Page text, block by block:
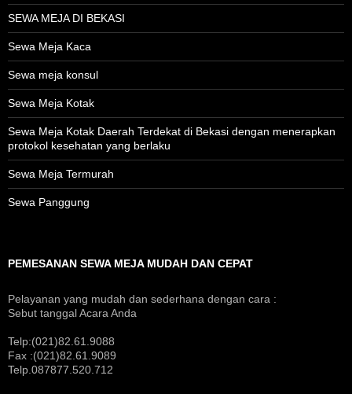
SEWA MEJA DI BEKASI
Sewa Meja Kaca
Sewa meja konsul
Sewa Meja Kotak
Sewa Meja Kotak Daerah Terdekat di Bekasi dengan menerapkan
protokol kesehatan yang berlaku
Sewa Meja Termurah
Sewa Panggung
PEMESANAN SEWA MEJA MUDAH DAN CEPAT
Pelayanan yang mudah dan sederhana dengan cara :
Sebut tanggal Acara Anda
Telp:(021)82.61.9088
Fax :(021)82.61.9089
Telp.087877.520.712